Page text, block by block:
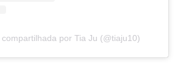
por Tia Ju (@tiaju10)